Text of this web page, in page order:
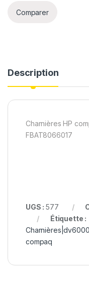
Comparer
Description
Charnières HP
FBAT8066017
UGS :577
Étiquette :
compaq